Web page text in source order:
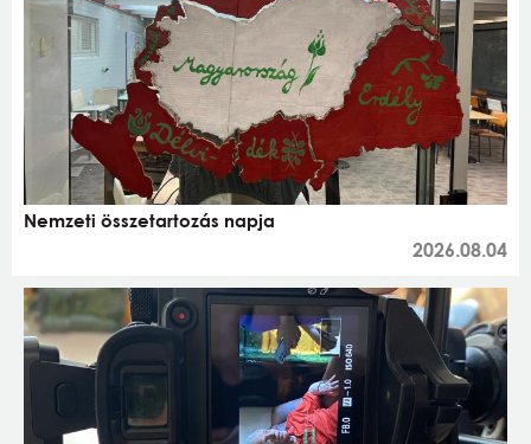
Nemzeti összetartozás napja
2026.08.04